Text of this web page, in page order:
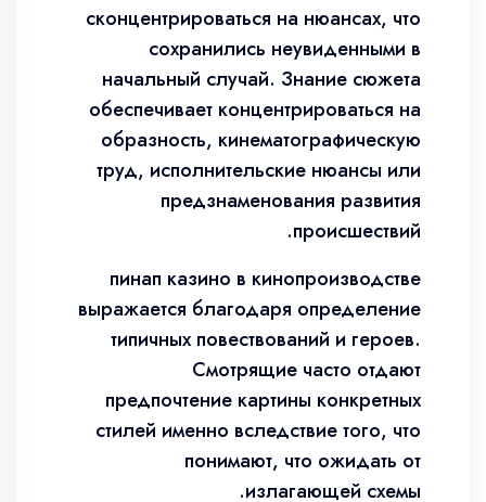
сконцентрироваться на нюансах, что
сохранились неувиденными в
начальный случай. Знание сюжета
обеспечивает концентрироваться на
образность, кинематографическую
труд, исполнительские нюансы или
предзнаменования развития
происшествий.
пинап казино в кинопроизводстве
выражается благодаря определение
типичных повествований и героев.
Смотрящие часто отдают
предпочтение картины конкретных
стилей именно вследствие того, что
понимают, что ожидать от
излагающей схемы.